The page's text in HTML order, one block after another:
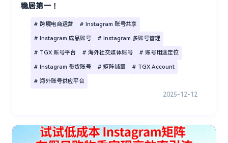
稳居第一！
# 跨境电商运营 # Instagram 账号共享
# Instagram 成品账号 # Instagram 多账号管理
# TGX 账号平台 # 海外社交媒体账号 # 账号用途定位
# Instagram 带货账号 # 矩阵铺量 # TGX Account
# 海外账号供应平台
2025-12-12